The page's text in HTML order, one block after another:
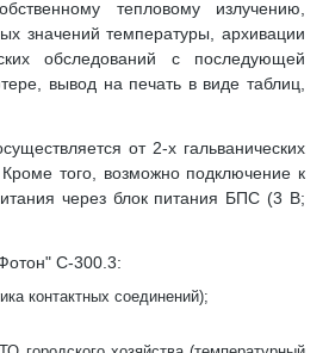
тепловому излучению,
значений температуры, архивации
обследований с последующей
вывод на печать в виде таблиц,
от 2-х гальванических
того, возможно подключение к
через блок питания БПС (3 В;
С-300.3:
контактных соединений);